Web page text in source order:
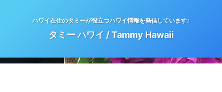
ハワイ在住のタミーが役立つハワイ情報を発信しています♪
タミー ハワイ / Tammy Hawaii